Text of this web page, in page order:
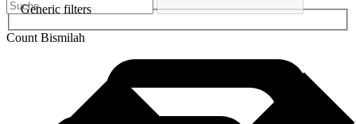
Generic filters
Count Bismilah